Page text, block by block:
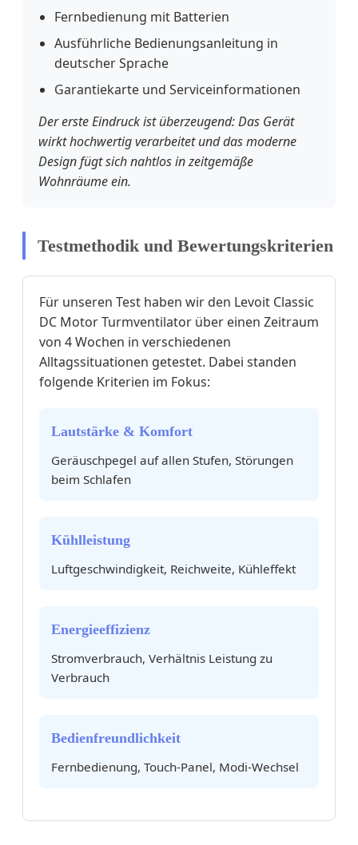
Fernbedienung mit Batterien
Ausführliche Bedienungsanleitung in
deutscher Sprache
Garantiekarte und Serviceinformationen
Der erste Eindruck ist überzeugend: Das Gerät
wirkt hochwertig verarbeitet und das moderne
Design fügt sich nahtlos in zeitgemäße
Wohnräume ein.
Testmethodik und Bewertungskriterien
Für unseren Test haben wir den Levoit Classic
DC Motor Turmventilator über einen Zeitraum
von 4 Wochen in verschiedenen
Alltagssituationen getestet. Dabei standen
folgende Kriterien im Fokus:
Lautstärke & Komfort
Geräuschpegel auf allen Stufen, Störungen
beim Schlafen
Kühlleistung
Luftgeschwindigkeit, Reichweite, Kühleffekt
Energieeffizienz
Stromverbrauch, Verhältnis Leistung zu
Verbrauch
Bedienfreundlichkeit
Fernbedienung, Touch-Panel, Modi-Wechsel